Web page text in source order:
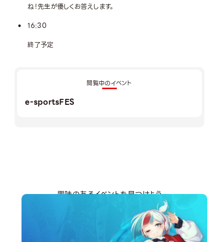
閲覧中のイベント
e-sportsFES
ね！先生が優しくお答えします。
16:30
終了予定
興味のあるイベントを見つけよう
分野から探す